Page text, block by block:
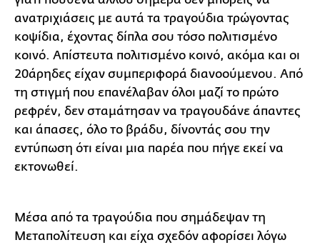
ανατριχιάσεις με αυτά τα τραγούδια τρώγοντας
κοψίδια, έχοντας δίπλα σου τόσο πολιτισμένο
κοινό. Απίστευτα πολιτισμένο κοινό, ακόμα και οι
20άρηδες είχαν συμπεριφορά διανοούμενου. Από
τη στιγμή που επανέλαβαν όλοι μαζί το πρώτο
ρεφρέν, δεν σταμάτησαν να τραγουδάνε άπαντες
και άπασες, όλο το βράδυ, δίνοντάς σου την
εντύπωση ότι είναι μια παρέα που πήγε εκεί να
εκτονωθεί.
Μέσα από τα τραγούδια που σημάδεψαν τη
Μεταπολίτευση και είχα σχεδόν αφορίσει λόγω